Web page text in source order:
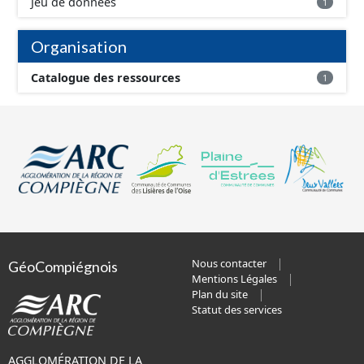
Organisation
Catalogue des ressources 1
GéoCompiégnois
AGGLOMÉRATION DE LA
Nous contacter
Mentions Légales
Plan du site
Statut des services